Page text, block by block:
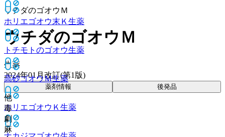
ホリエゴオウ末Ｋ 生薬
トチモトのゴオウ生薬
高砂ゴオウＭ生薬
ホリエゴオウＫ 生薬
ウチダのゴオウＭ
ウチダのゴオウＭ
生薬
2024年01月改訂(第1版)
薬剤情報 後発品
他
毒
劇
麻